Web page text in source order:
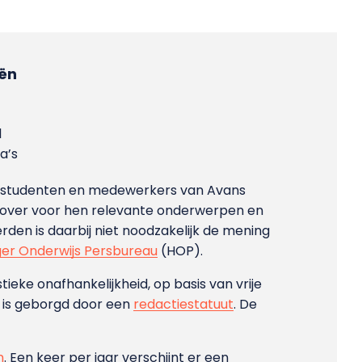
en medewerkers van Avans
voor hen relevante onderwerpen en
is daarbij niet noodzakelijk de mening
Onderwijs Persbureau (HOP).
onafhankelijkheid, op basis van vrije
geborgd door een redactiestatuut. De
. Een keer per jaar verschijnt er een